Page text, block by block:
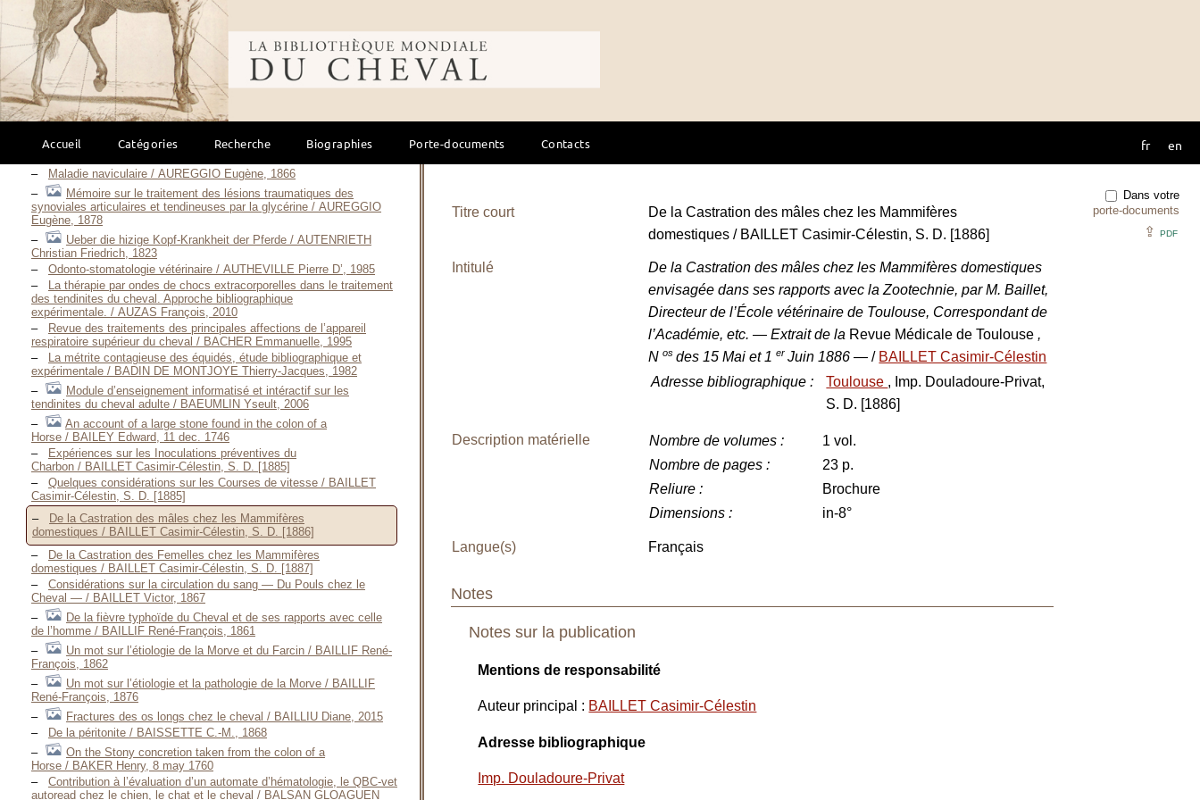
Bibliothèque mondiale du cheval
Accueil Catégories Recherche Biographies Porte-documents Contacts fr en
française, 2010
Maladies des chevaux — 2015 / Association vétérinaire équine
française, 2015
Infection des équidés par le virus west nile / ASTIER Solveig,
2004
Du Panaris chez le Cheval / AUBRION C., 1869
Equine surgery — 2019 / AUER Jorg A., 2019
Interactions médicamenteuses d’intérêt pratique chez les
Contribution à l’étude des endométrites chroniques chez la
Maladie naviculaire / AUREGGIO Eugène, 1866
Mémoire sur le traitement des lésions traumatiques des
synoviales articulaires et tendineuses par la glycérine / AUREGGIO
Eugène, 1878
Ueber die hizige Kopf-Krankheit der Pferde / AUTENRIETH
Christian Friedrich, 1823
Odonto-stomatologie vétérinaire / AUTHEVILLE Pierre D’, 1985
La thérapie par ondes de chocs extracorporelles dans le traitement
des tendinites du cheval. Approche bibliographique
expérimentale. / AUZAS François, 2010
Revue des traitements des principales affections de l’appareil
respiratoire supérieur du cheval / BACHER Emmanuelle, 1995
La métrite contagieuse des équidés, étude bibliographique et
expérimentale / BADIN DE MONTJOYE Thierry-Jacques, 1982
Module d’enseignement informatisé et intéractif sur les
tendinites du cheval adulte / BAEUMLIN Yseult, 2006
An account of a large stone found in the colon of a
Horse / BAILEY Edward, 11 dec. 1746
Expériences sur les Inoculations préventives du
Charbon / BAILLET Casimir-Célestin, S. D. [1885]
Quelques considérations sur les Courses de vitesse / BAILLET
Casimir-Célestin, S. D. [1885]
De la Castration des mâles chez les Mammifères
domestiques / BAILLET Casimir-Célestin, S. D. [1886]
De la Castration des Femelles chez les Mammifères
domestiques / BAILLET Casimir-Célestin, S. D. [1887]
Considérations sur la circulation du sang — Du Pouls chez le
Cheval — / BAILLET Victor, 1867
De la fièvre typhoïde du Cheval et de ses rapports avec celle
de l’homme / BAILLIF René-François, 1861
Un mot sur l’étiologie de la Morve et du Farcin / BAILLIF René-
François, 1862
Un mot sur l’étiologie et la pathologie de la Morve / BAILLIF
René-François, 1876
Fractures des os longs chez le cheval / BAILLIU Diane, 2015
De la péritonite / BAISSETTE C.-M., 1868
On the Stony concretion taken from the colon of a
Horse / BAKER Henry, 8 may 1760
Contribution à l’évaluation d’un automate d’hématologie, le QBC-vet
autoread chez le chien, le chat et le cheval / BALSAN GLOAGUEN
Dans votre
porte-documents
⇪ PDF
Titre court
De la Castration des mâles chez les Mammifères
domestiques / BAILLET Casimir-Célestin, S. D. [1886]
Intitulé
De la Castration des mâles chez les Mammifères domestiques
envisagée dans ses rapports avec la Zootechnie, par M. Baillet,
Directeur de l’École vétérinaire de Toulouse, Correspondant de
l’Académie, etc. — Extrait de la Revue Médicale de Toulouse ,
Nos des 15 Mai et 1er Juin 1886 —/ BAILLET Casimir-Célestin
Adresse bibliographique : Toulouse , Imp. Douladoure-Privat,
S. D. [1886]
Description matérielle Nombre de volumes :
1 vol.
Nombre de pages :
23 p.
Reliure :
Brochure
Dimensions : in-8°
Langue(s) Français
Notes
Notes sur la publication
Mentions de responsabilité
Auteur principal : BAILLET Casimir-Célestin
Adresse bibliographique
Imp. Douladoure-Privat